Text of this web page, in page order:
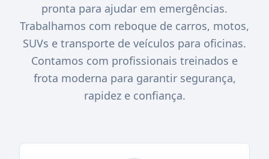
pronta para ajudar em emergências.
Trabalhamos com reboque de carros, motos,
SUVs e transporte de veículos para oficinas.
Contamos com profissionais treinados e
frota moderna para garantir segurança,
rapidez e confiança.